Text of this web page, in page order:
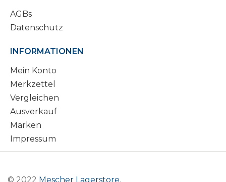
AGBs
Datenschutz
INFORMATIONEN
Mein Konto
Merkzettel
Vergleichen
Ausverkauf
Marken
Impressum
© 2022 Mescher Lagerstore.